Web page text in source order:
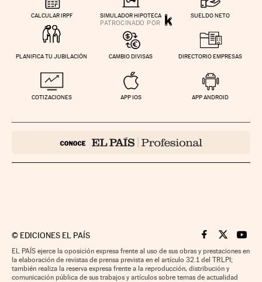
CALCULAR IRPF SIMULADOR HIPOTECA SUELDO NETO
PLANIFICA TU JUBILACIÓN CAMBIO DIVISAS DIRECTORIO EMPRESAS
COTIZACIONES APP IOS APP ANDROID
© EDICIONES EL PAÍS Cinco Días en
Cinco Días
Cinco
EL PAÍS ejerce la oposición expresa frente al uso de sus obras y prestaciones en
la elaboración de revistas de prensa prevista en el artículo 32.1 del TRLPI;
también realiza la reserva expresa frente a la reproducción, distribución y
comunicación pública de sus trabajos y artículos sobre temas de actualidad